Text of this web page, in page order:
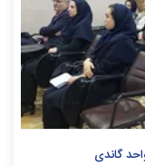
گاندی